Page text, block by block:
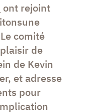
ont rejoint
comité
de
de Kevin
et adresse
pour